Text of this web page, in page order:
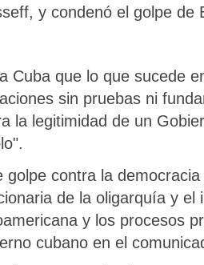
y condenó el golpe de
Cuba que lo que sucede
sin pruebas ni
la legitimidad de un
golpe contra la
de la oligarquía y el
y los procesos
cubano en el